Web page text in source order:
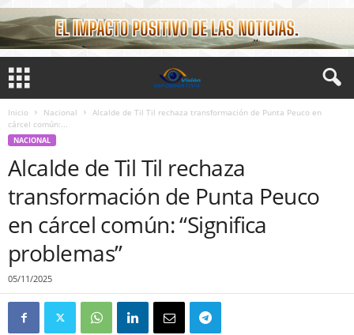
Inicio Nacional
Alcalde de Til Til rechaza transformación de Punta Peuco en
cárcel común:...
NACIONAL
Alcalde de Til Til rechaza
transformación de Punta Peuco
en cárcel común: “Significa
problemas”
05/11/2025